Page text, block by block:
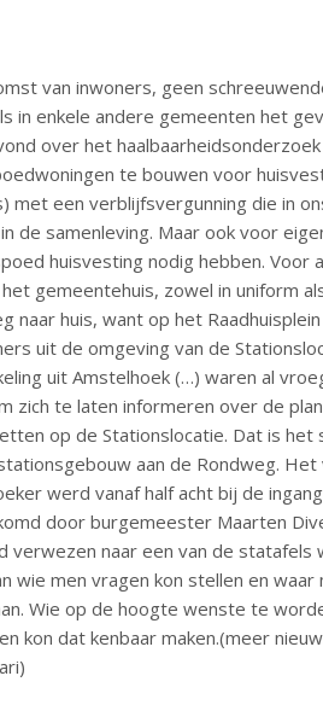
van inwoners, geen
in enkele andere gemeenten het
over het
te bouwen voor
met een verblijfsvergunning die in
de samenleving. Maar ook voor
huisvesting nodig hebben. Voor
gemeentehuis, zowel in uniform
naar huis, want op het
uit de omgeving van de
uit Amstelhoek (…) waren al
zich te laten informeren over de
op de Stationslocatie. Dat is het
aan de Rondweg. Het
werd vanaf half acht bij de
door burgemeester Maarten
verwezen naar een van de statafels
wie men vragen kon stellen en waar
Wie op de hoogte wenste te
kon dat kenbaar maken.(meer